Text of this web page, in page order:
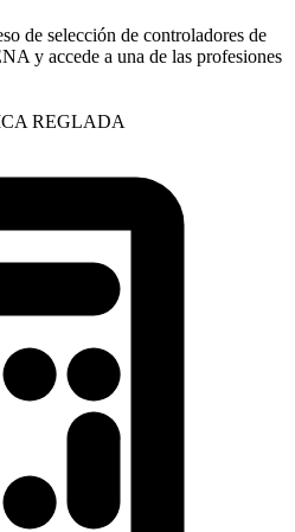
de selección de controladores de
y accede a una de las profesiones
REGLADA